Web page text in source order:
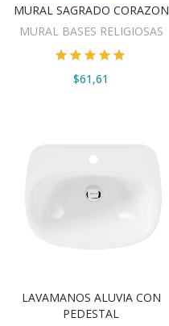
VER OPCIONES
MURAL SAGRADO CORAZON
MURAL BASES RELIGIOSAS
$61,61
VER OPCIONES
LAVAMANOS ALUVIA CON
PEDESTAL